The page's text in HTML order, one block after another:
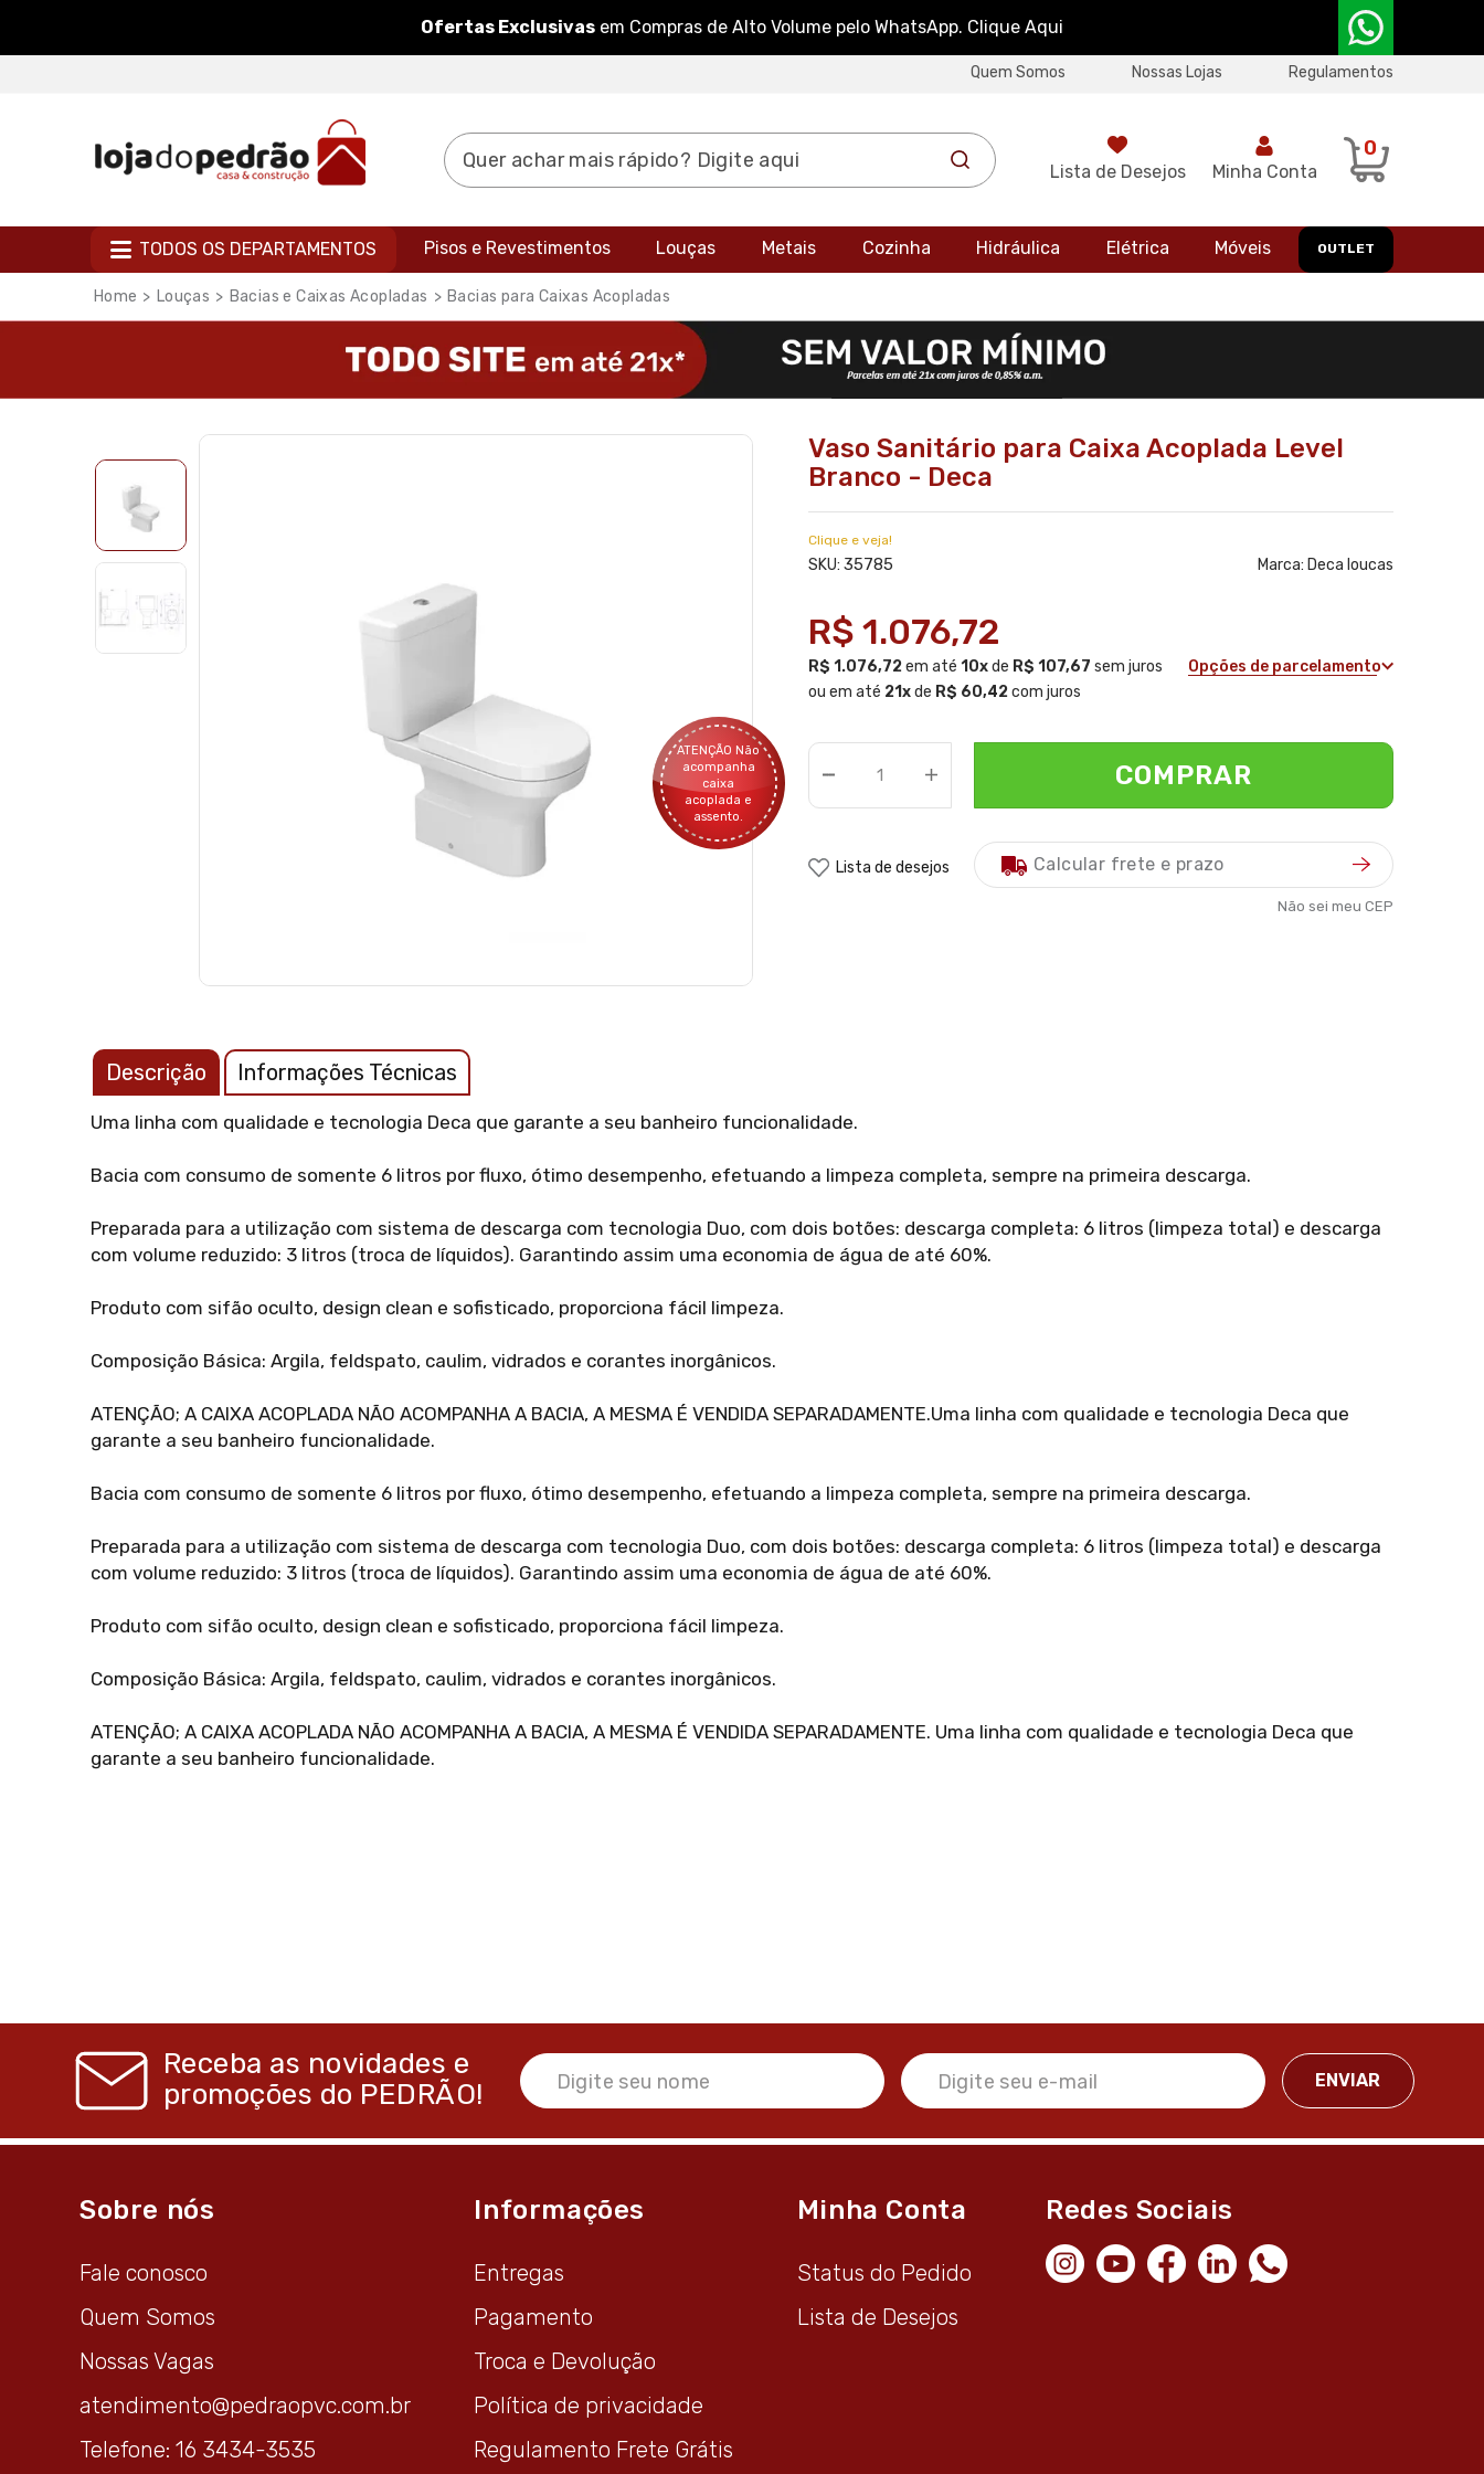
Ofertas Exclusivas em Compras de Alto Volume pelo WhatsApp. Clique Aqui
Quem Somos Nossas Lojas Regulamentos
Lista de Desejos Minha Conta
0
TODOS OS DEPARTAMENTOS OUTLET
Pisos e Revestimentos Louças Metais Cozinha Hidráulica Elétrica Móveis
Louças Bacias e Caixas Acopladas Bacias para Caixas Acopladas
ATENÇÃO Não
acompanha
caixa
acoplada e
assento.
Vaso Sanitário para Caixa Acoplada Level
Branco - Deca
Clique e veja!
SKU: 35785 Marca: Deca loucas
R$ 1.076,72
R$ 1.076,72em até 10xde R$ 107,67 sem juros
ou em até 21xde R$ 60,42com juros
Opções de parcelamento
COMPRAR
Lista de desejos
Não sei meu CEP
Descrição Informações Técnicas
Uma linha com qualidade e tecnologia Deca que garante a seu banheiro funcionalidade.
Bacia com consumo de somente 6 litros por fluxo, ótimo desempenho, efetuando a limpeza completa, sempre na primeira descarga.
Preparada para a utilização com sistema de descarga com tecnologia Duo, com dois botões: descarga completa: 6 litros (limpeza total) e descarga
com volume reduzido: 3 litros (troca de líquidos). Garantindo assim uma economia de água de até 60%.
Produto com sifão oculto, design clean e sofisticado, proporciona fácil limpeza.
Composição Básica: Argila, feldspato, caulim, vidrados e corantes inorgânicos.
ATENÇÃO; A CAIXA ACOPLADA NÃO ACOMPANHA A BACIA, A MESMA É VENDIDA SEPARADAMENTE.Uma linha com qualidade e tecnologia Deca que
garante a seu banheiro funcionalidade.
Bacia com consumo de somente 6 litros por fluxo, ótimo desempenho, efetuando a limpeza completa, sempre na primeira descarga.
Preparada para a utilização com sistema de descarga com tecnologia Duo, com dois botões: descarga completa: 6 litros (limpeza total) e descarga
com volume reduzido: 3 litros (troca de líquidos). Garantindo assim uma economia de água de até 60%.
Produto com sifão oculto, design clean e sofisticado, proporciona fácil limpeza.
Composição Básica: Argila, feldspato, caulim, vidrados e corantes inorgânicos.
ATENÇÃO; A CAIXA ACOPLADA NÃO ACOMPANHA A BACIA, A MESMA É VENDIDA SEPARADAMENTE. Uma linha com qualidade e tecnologia Deca que
garante a seu banheiro funcionalidade.
Receba as novidades e
promoções do PEDRÃO!
Sobre nós
Fale conosco
Quem Somos
Nossas Vagas
atendimento@pedraopvc.com.br
Telefone: 16 3434-3535
Informações
Entregas
Pagamento
Troca e Devolução
Política de privacidade
Regulamento Frete Grátis
Minha Conta
Status do Pedido
Lista de Desejos
Redes Sociais